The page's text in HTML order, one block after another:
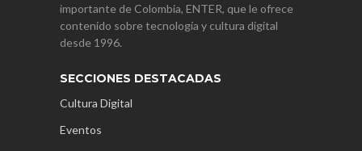
importante de Colombia, ENTER, que le ofrece
contenido sobre tecnología y cultura digital
desde 1996.
SECCIONES DESTACADAS
Cultura Digital
Eventos